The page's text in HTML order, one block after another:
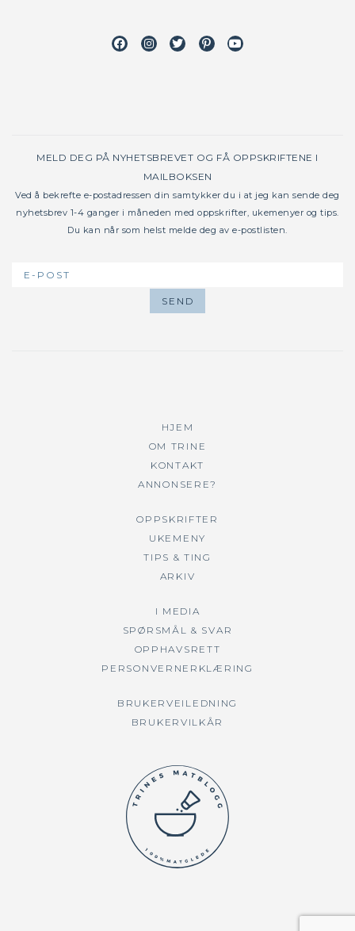
FacebookInstagram
TwitterPinterestYoutube
MELD DEG PÅ NYHETSBREVET OG FÅ OPPSKRIFTENE I
MAILBOKSEN
Ved å bekrefte e-postadressen din samtykker du i at jeg kan sende deg
nyhetsbrev 1-4 ganger i måneden med oppskrifter, ukemenyer og tips.
Du kan når som helst melde deg av e-postlisten.
HJEM
OM TRINE
KONTAKT
ANNONSERE?
OPPSKRIFTER
UKEMENY
TIPS & TING
ARKIV
I MEDIA
SPØRSMÅL & SVAR
OPPHAVSRETT
PERSONVERNERKLÆRING
BRUKERVEILEDNING
BRUKERVILKÅR